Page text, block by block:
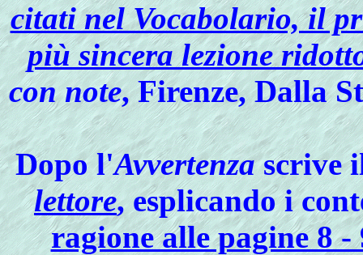
citati nel Vocabolario, il
più sincera lezione
con note, Firenze, Dalla
Dopo l'Avvertenzascrive
lettore, esplicando i
ragione alle pagine 8 -